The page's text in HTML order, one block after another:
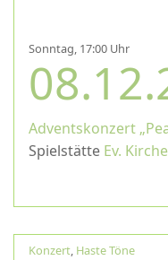
Sonntag, 17:00 Uhr
Adventskonzert
Spielstätte Ev.
Konzert, Haste Töne